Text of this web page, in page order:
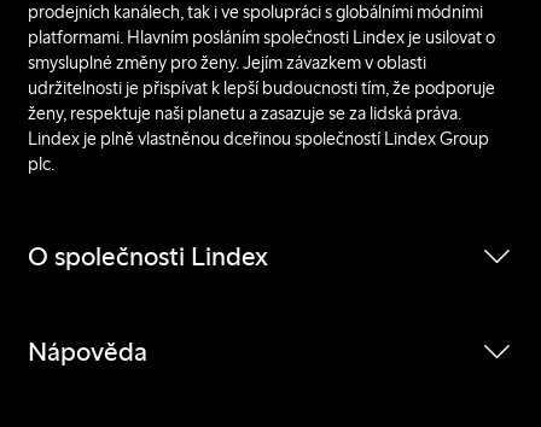
prodejních kanálech, tak i ve spolupráci s globálními módními
platformami. Hlavním posláním společnosti Lindex je usilovat o
smysluplné změny pro ženy. Jejím závazkem v oblasti
udržitelnosti je přispívat k lepší budoucnosti tím, že podporuje
ženy, respektuje naši planetu a zasazuje se za lidská práva.
Lindex je plně vlastněnou dceřinou společností Lindex Group
plc.
O společnosti Lindex
Nápověda